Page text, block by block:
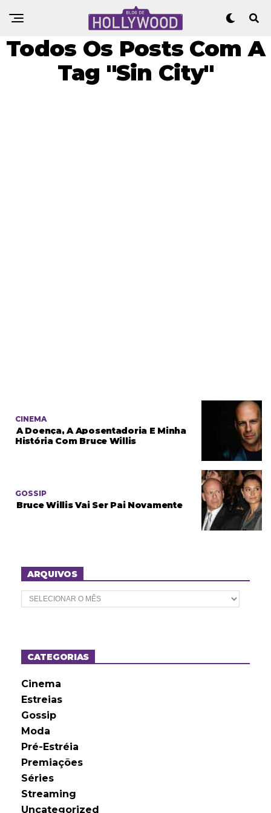
Todos Os Posts Com A
Tag "Sin City"
CINEMA
A Doença, A Aposentadoria E Minha
História Com Bruce Willis
GOSSIP
Bruce Willis Vai Ser Pai Novamente
ARQUIVOS
A
r
o
sCATEGORIAS
Cinema
Estreias
Gossip
Moda
Pré-Estréia
Premiações
Séries
Streaming
Uncategorized